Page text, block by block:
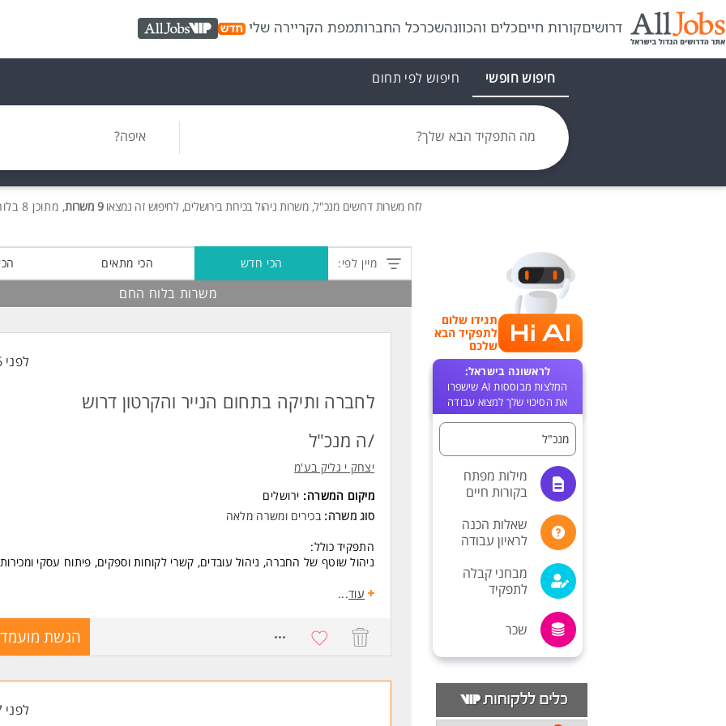
דרושיםקורות חייםכלים והכוונהשכרכל החברותמפת הקריירה שלי AllJobs VIP
חיפוש חופשי חיפוש לפי תחום
מה התפקיד הבא שלך? איפה?
לוח משרותדרושים מנכ"ל, משרות ניהול בכירות בירושלים, לחיפוש זה נמצאו9 משרות , מתוכן 8 בלוח החם חינם!
תגידו שלום
לתפקיד הבא
שלכם
לראשונה בישראל:
המלצות מבוססות AI שישפרו
את הסיכוי שלך למצוא עבודה
מנכ"ל
מילות מפתח
בקורות חיים
שאלות הכנה
לראיון עבודה
מבחני קבלה
לתפקיד
שכר
מיין לפי: הכי חדש הכי מתאים
משרות בלוח החם
לפני 6 שעות
לחברה ותיקה בתחום הנייר והקרטון דרוש
/ה מנכ"ל
יצחק י גליק בע'מ
מיקום המשרה: ירושלים
סוג משרה:בכירים ומשרה מלאה
התפקיד כולל:
ניהול שוטף של החברה, ניהול עובדים, קשרי לקוחות וספקים, פיתוח עסקי
דרישות:
דרישות התפקיד:
יכולות מכירה ושירות לקוחות ברמה גבוהה.
ניסיון בתחום הסחר/קמעונאות - יתרון.
עבודה ירושלים המשרה מיועדת לנשים ולגברים כאחד.
עוד...
הגשת
לפני 7 שעות